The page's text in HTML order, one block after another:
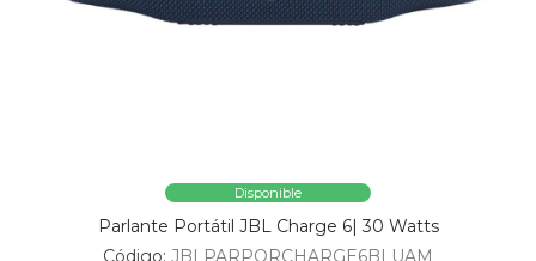
Disponible
Parlante Portátil JBL Charge 6| 30 Watts
Código: JBLPARPORCHARGE6BLUAM